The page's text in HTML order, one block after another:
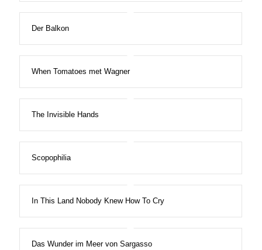
Der Balkon
When Tomatoes met Wagner
The Invisible Hands
Scopophilia
In This Land Nobody Knew How To Cry
Das Wunder im Meer von Sargasso